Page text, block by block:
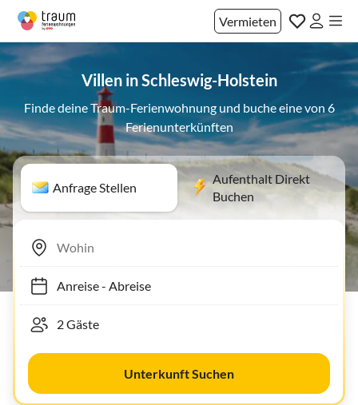
Vermieten
Villen in Schleswig-Holstein
Finde deine Traum-Ferienwohnung und buche eine von 6
Ferienunterkünften
Anfrage Stellen
Aufenthalt Direkt
Buchen
Anreise- Abreise
Unterkunft Suchen